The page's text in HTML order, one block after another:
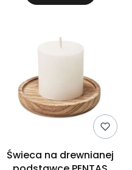
Świeca na drewnianej